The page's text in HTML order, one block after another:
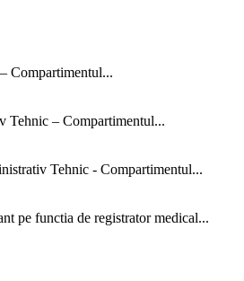
Compartimentul...
Tehnic – Compartimentul...
Tehnic - Compartimentul...
pe functia de registrator medical...